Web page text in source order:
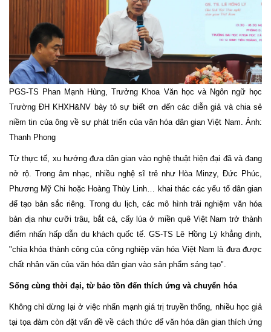
PGS-TS Phan Mạnh Hùng, Trưởng Khoa Văn học và Ngôn ngữ học
Trường ĐH KHXH&NV bày tỏ sự biết ơn đến các diễn giả và chia sẻ
niềm tin của ông về sự phát triển của văn hóa dân gian Việt Nam. Ảnh:
Thanh Phong
Từ thực tế, xu hướng đưa dân gian vào nghệ thuật hiện đại đã và đang
nở rộ. Trong âm nhạc, nhiều nghệ sĩ trẻ như Hòa Minzy, Đức Phúc,
Phương Mỹ Chi hoặc Hoàng Thùy Linh… khai thác các yếu tố dân gian
để tạo bản sắc riêng. Trong du lịch, các mô hình trải nghiệm văn hóa
bản địa như cưỡi trâu, bắt cá, cấy lúa ở miền quê Việt Nam trở thành
điểm nhấn hấp dẫn du khách quốc tế. GS-TS Lê Hồng Lý khẳng định,
"chìa khóa thành công của công nghiệp văn hóa Việt Nam là đưa được
chất nhân văn của văn hóa dân gian vào sản phẩm sáng tạo".
Sống cùng thời đại, từ bảo tồn đến thích ứng và chuyển hóa
Không chỉ dừng lại ở việc nhấn mạnh giá trị truyền thống, nhiều học giả
tại tọa đàm còn đặt vấn đề về cách thức để văn hóa dân gian thích ứng